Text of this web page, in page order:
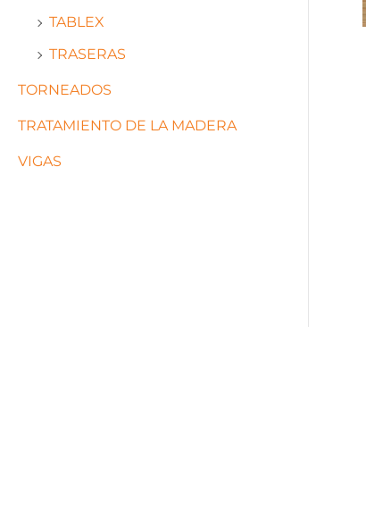
TABLEX
TRASERAS
TORNEADOS
TRATAMIENTO DE LA MADERA
VIGAS